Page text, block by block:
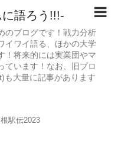
語ろう!!!-
のブログです！戦力分析
イワイ語る、ほかの大学
！将来的には実業団やマ
ています！なお、旧ブロ
大量に記事があります
駅伝2023